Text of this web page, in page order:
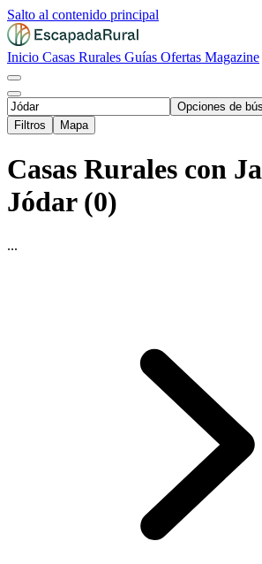
Salto al contenido principal
Inicio Casas Rurales Guías Ofertas Magazine
Opciones de
Filtros
Mapa
Casas Rurales con
Jódar (0)
...